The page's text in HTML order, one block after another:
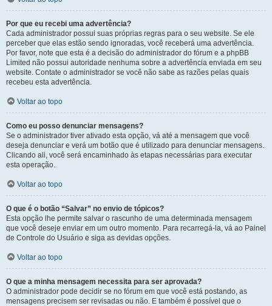
Por que eu recebi uma advertência?
Cada administrador possui suas próprias regras para o seu website. Se ele
perceber que elas estão sendo ignoradas, você receberá uma advertência.
Por favor, note que esta é a decisão do administrador do fórum e a phpBB
Limited não possui autoridade nenhuma sobre a advertência enviada em seu
website. Contate o administrador se você não sabe as razões pelas quais
recebeu esta advertência.
Voltar ao topo
Como eu posso denunciar mensagens?
Se o administrador tiver ativado esta opção, vá até a mensagem que você
deseja denunciar e verá um botão que é utilizado para denunciar mensagens.
Clicando ali, você será encaminhado às etapas necessárias para executar
esta operação.
Voltar ao topo
O que é o botão “Salvar” no envio de tópicos?
Esta opção lhe permite salvar o rascunho de uma determinada mensagem
que você deseje enviar em um outro momento. Para recarregá-la, vá ao Painel
de Controle do Usuário e siga as devidas opções.
Voltar ao topo
O que a minha mensagem necessita para ser aprovada?
O administrador pode decidir se no fórum em que você está postando, as
mensagens precisem ser revisadas ou não. E também é possível que o